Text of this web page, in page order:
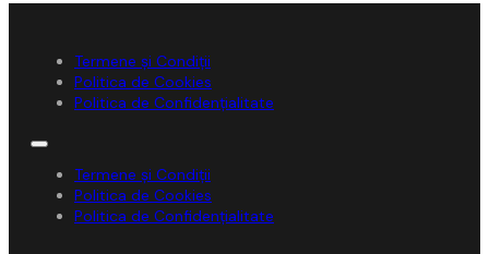
Termene și Condiții
Politica de Cookies
Politica de Confidențialitate
Termene și Condiții
Politica de Cookies
Politica de Confidențialitate